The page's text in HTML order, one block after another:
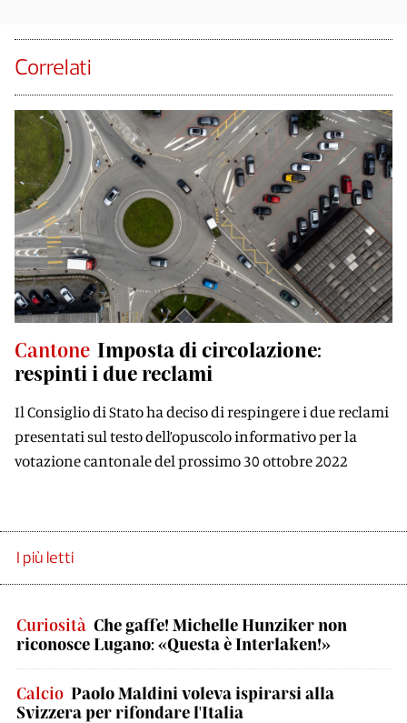
Correlati
Cantone Imposta di circolazione:
respinti i due reclami
Il Consiglio di Stato ha deciso di respingere i due reclami
presentati sul testo dell’opuscolo informativo per la
votazione cantonale del prossimo 30 ottobre 2022
I più letti
Curiosità Che gaffe! Michelle Hunziker non
riconosce Lugano: «Questa è Interlaken!»
Calcio Paolo Maldini voleva ispirarsi alla
Svizzera per rifondare l'Italia